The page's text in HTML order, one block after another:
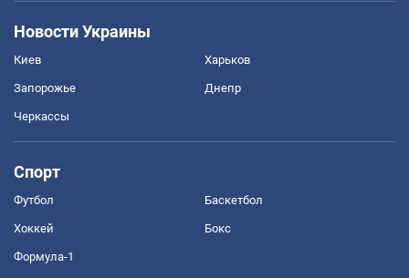
Новости Украины
Киев Харьков
Запорожье Днепр
Черкассы
Спорт
Футбол Баскетбол
Хоккей Бокс
Формула-1